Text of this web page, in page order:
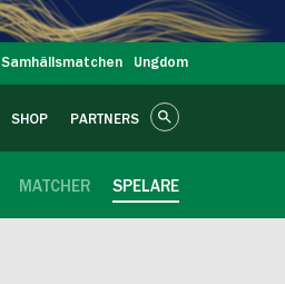
Samhällsmatchen Ungdom
SHOP PARTNERS
SPELARE
MATCHER